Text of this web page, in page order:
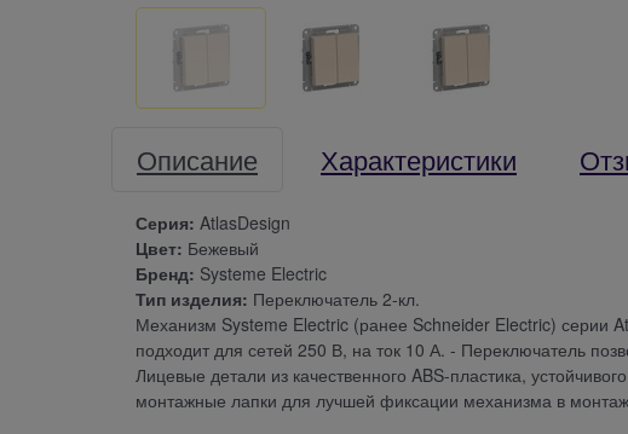
Описание Характеристики
Серия: AtlasDesign
Цвет: Бежевый
Бренд: Systeme Electric
Тип изделия: Переключатель 2-кл.
Механизм Systeme Electric (ранее Schneider Electric) серии
подходит для сетей 250 В, на ток 10 А. - Переключатель
Лицевые детали из качественного ABS-пластика,
монтажные лапки для лучшей фиксации механизма в